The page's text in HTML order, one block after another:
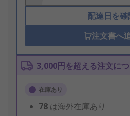
配達日を確
注文書へ
3,000円を超える注文に
在庫あり
78 は海外在庫あり